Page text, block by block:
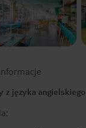
z języka